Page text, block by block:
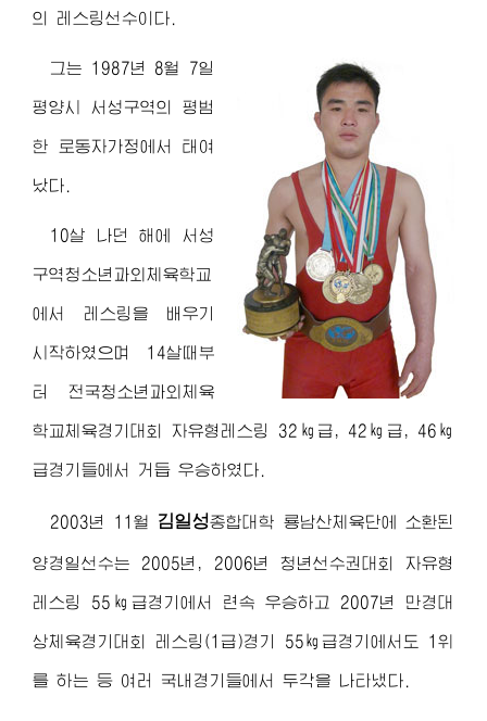
의 레스링선수이다.
그는 1987년 8월 7일
평양시 서성구역의 평범
한 로동자가정에서 태여
났다.
10살 나던 해에 서성
구역청소년과외체육학교
에서 레스링을 배우기
시작하였으며 14살때부
터 전국청소년과외체육
학교체육경기대회 자유형레스링 32㎏급, 42㎏급, 46㎏
급경기들에서 거듭 우승하였다.
2003년 11월 김일성종합대학 룡남산체육단에 소환된
양경일선수는 2005년, 2006년 청년선수권대회 자유형
레스링 55㎏급경기에서 련속 우승하고 2007년 만경대
상체육경기대회 레스링(1급)경기 55㎏급경기에서도 1위
를 하는 등 여러 국내경기들에서 두각을 나타냈다.